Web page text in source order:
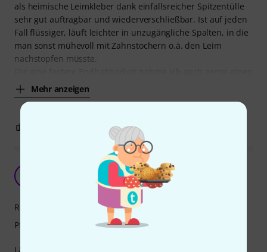
als heimische Leimkleber dank einfallsreicher Spitzentülle
sehr gut auftragbar und wiederverschließbar. Ist auf jeden
Fall flüssiger, läuft leichter in unzugängliche Spalten, in die
man sonst mühevoll mit Zahnstochern o.ä. den Leim
nachstopfen müsste.
Mehr anzeigen
BEWERTUNG MELDEN
State Of The Art
Ulrich796 23.03.2020
Reinigungswirkung
Pflegewirkung